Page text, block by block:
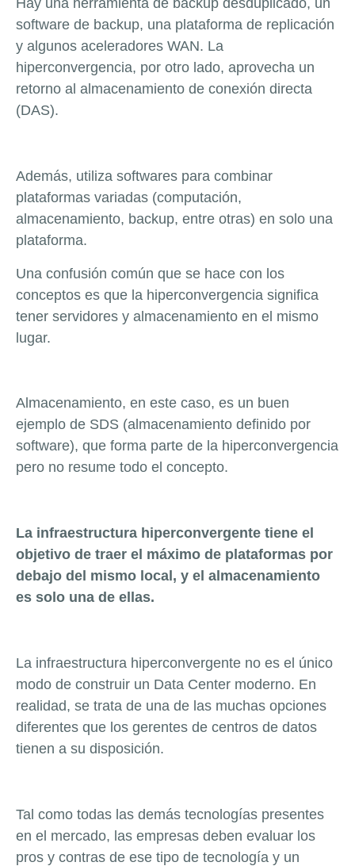
Hay una herramienta de backup desduplicado, un
software de backup, una plataforma de replicación
y algunos aceleradores WAN. La
hiperconvergencia, por otro lado, aprovecha un
retorno al almacenamiento de conexión directa
(DAS).
Además, utiliza softwares para combinar
plataformas variadas (computación,
almacenamiento, backup, entre otras) en solo una
plataforma.
Una confusión común que se hace con los
conceptos es que la hiperconvergencia significa
tener servidores y almacenamiento en el mismo
lugar.
Almacenamiento, en este caso, es un buen
ejemplo de SDS (almacenamiento definido por
software), que forma parte de la hiperconvergencia
pero no resume todo el concepto.
La infraestructura hiperconvergente tiene el
objetivo de traer el máximo de plataformas por
debajo del mismo local, y el almacenamiento
es solo una de ellas.
La infraestructura hiperconvergente no es el único
modo de construir un Data Center moderno. En
realidad, se trata de una de las muchas opciones
diferentes que los gerentes de centros de datos
tienen a su disposición.
Tal como todas las demás tecnologías presentes
en el mercado, las empresas deben evaluar los
pros y contras de ese tipo de tecnología y un